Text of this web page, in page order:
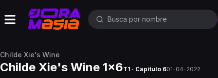
Childe Xie's Wine
Childe Xie's Wine 1x6T1 · Capítulo 601-04-2022